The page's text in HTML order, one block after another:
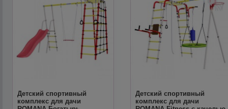
Детский спортивный
комплекс для дачи
Детский спортивный
комплекс для дачи